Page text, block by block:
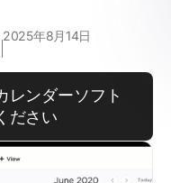
2025年8月14日
レンダーソフト
ださい